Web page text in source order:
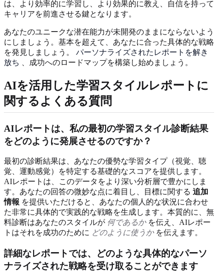
は、より効率的に学習し、より効果的に教え、自信を持って
キャリアを前進させる鍵となります。
あなたのユニークな潜在能力が未開発のままにならないよう
にしましょう。基本を超えて、あなたに合った具体的な戦略
を発見しましょう。 パーソナライズされたレポートを解き
放ち
、成功へのロードマップを構築し始めましょう。
AIを活用した学習スタイルレポートに
関するよくある質問
AIレポートは、私の最初の学習スタイル診断結果
をどのように発展させるのですか？
最初の診断結果は、あなたの優勢な学習タイプ（視覚、聴
覚、運動感覚）を特定する基礎的なスコアを提供します。
AIレポートは、このデータをより深い分析層で豊かにしま
す。あなたの回答の微妙な点に着目し、目標に関する 追加
情報 を提供いただけると、あなたの個人的な状況に合わせ
た非常に具体的で実践的な戦略を生成します。本質的に、無
料診断はあなたのスタイルが 何であるかを伝え、AIレポー
トはそれを成功のために どのように使うかを伝えます。
詳細なレポートでは、どのような具体的なパーソ
ナライズされた戦略を受け取ることができます